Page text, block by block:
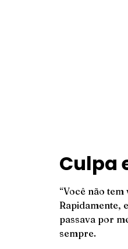
Culpa
“Você não
Rapidamente,
passava por
sempre.